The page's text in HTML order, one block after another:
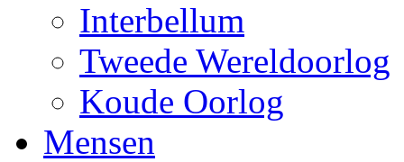
Interbellum
Tweede Wereldoorlog
Koude Oorlog
Mensen